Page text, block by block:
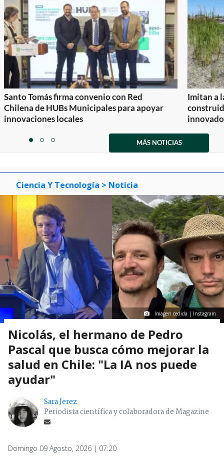
Santo Tomás firma convenio con Red
Chilena de HUBs Municipales para apoyar
innovaciones locales
Imitan a
itemitemitem
MÁS NOTICIAS
Ciencia Y Tecnología > Noticia
Imagen cedida | Instagram
Nicolás, el hermano de Pedro
Pascal que busca cómo mejorar la
salud en Chile: "La IA nos puede
ayudar"
Sara Jerez
Periodista científica y colaboradora de Magazine
Domingo 09 Agosto, 2026 | 07:20